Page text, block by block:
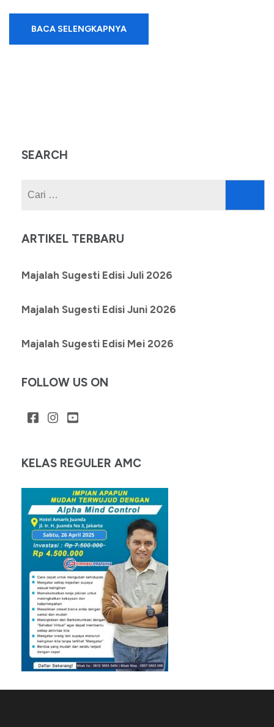
BACA SELENGKAPNYA
SEARCH
ARTIKEL TERBARU
Majalah Sugesti Edisi Juli 2026
Majalah Sugesti Edisi Juni 2026
Majalah Sugesti Edisi Mei 2026
FOLLOW US ON
KELAS REGULER AMC